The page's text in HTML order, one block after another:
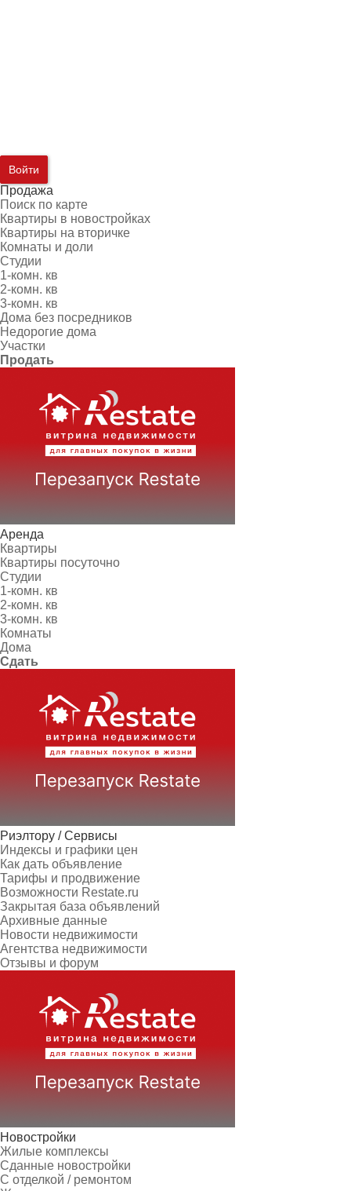
Войти
Продажа
Поиск по карте
Квартиры в новостройках
Квартиры на вторичке
Комнаты и доли
Студии
1-комн. кв
2-комн. кв
3-комн. кв
Дома без посредников
Недорогие дома
Участки
Продать
Аренда
Квартиры
Квартиры посуточно
Студии
1-комн. кв
2-комн. кв
3-комн. кв
Комнаты
Дома
Сдать
Риэлтору / Сервисы
Индексы и графики цен
Как дать объявление
Тарифы и продвижение
Возможности Restate.ru
Закрытая база объявлений
Архивные данные
Новости недвижимости
Агентства недвижимости
Отзывы и форум
Новостройки
Жилые комплексы
Сданные новостройки
С отделкой / ремонтом